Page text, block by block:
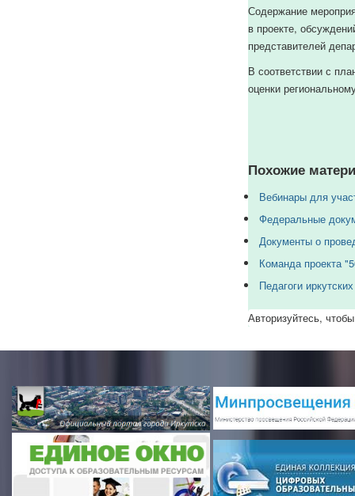
Содержание
в проекте,
представителей
В соответствии с
оценки
Похожие
Вебинары для
Федеральные
Документы о
Команда проекта
Педагоги
Авторизуйтесь,